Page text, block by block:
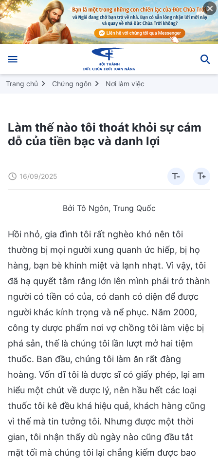
Trang chủ Chứng ngôn Nơi làm việc
Làm thế nào tôi thoát khỏi sự cám
dỗ của tiền bạc và danh lợi
16/09/2025
Bởi Tô Ngôn, Trung Quốc
Hồi nhỏ, gia đình tôi rất nghèo khó nên tôi
thường bị mọi người xung quanh ức hiếp, bị họ
hàng, bạn bè khinh miệt và lạnh nhạt. Vì vậy, tôi
đã hạ quyết tâm rằng lớn lên mình phải trở thành
người có tiền có của, có danh có diện để được
người khác kính trọng và nể phục. Năm 2000,
công ty dược phẩm nơi vợ chồng tôi làm việc bị
phá sản, thế là chúng tôi lần lượt mở hai tiệm
thuốc. Ban đầu, chúng tôi làm ăn rất đàng
hoàng. Vốn dĩ tôi là dược sĩ có giấy phép, lại am
hiểu một chút về dược lý, nên hầu hết các loại
thuốc tôi kê đều khá hiệu quả, khách hàng cũng
vì thế mà tin tưởng tôi. Nhưng được một thời
gian, tôi nhận thấy dù ngày nào cũng đầu tắt
mặt tối mà chúng tôi lại chẳng kiếm được bao